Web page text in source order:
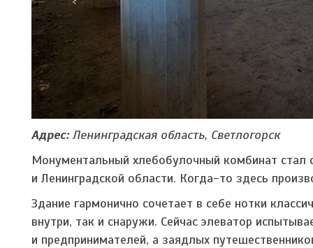
Адрес:Ленинградская область, Светлогорск
Монументальный хлебобулочный комбинат
и Ленинградской области. Когда-то здесь
Здание гармонично сочетает в себе нотки
внутри, так и снаружи. Сейчас элеватор
и предпринимателей, а заядлых